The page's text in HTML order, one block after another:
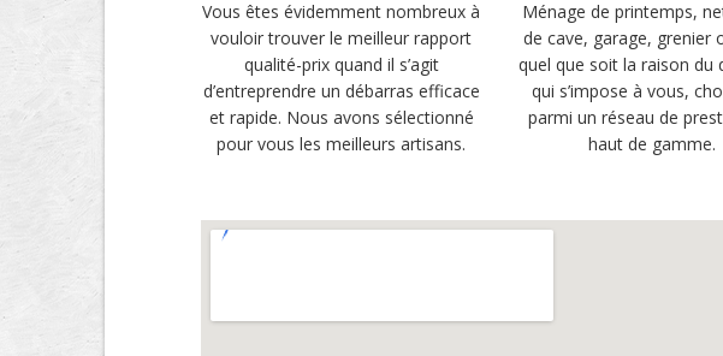
Vous êtes évidemment nombreux à
vouloir trouver le meilleur rapport
qualité-prix quand il s’agit
d’entreprendre un débarras efficace
et rapide. Nous avons sélectionné
pour vous les meilleurs artisans.
Ménage de printemps,
de cave, garage, grenier
quel que soit la raison du
qui s’impose à vous,
parmi un réseau de
haut de gamme.